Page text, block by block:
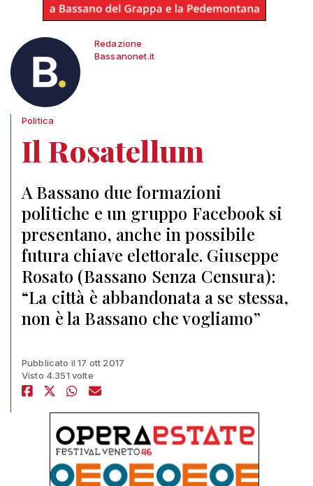
Redazione
Bassanonet.it
Politica
Il Rosatellum
A Bassano due formazioni
politiche e un gruppo Facebook si
presentano, anche in possibile
futura chiave elettorale. Giuseppe
Rosato (Bassano Senza Censura):
“La città è abbandonata a se stessa,
non è la Bassano che vogliamo”
Pubblicato il 17 ott 2017
Visto 4.351 volte